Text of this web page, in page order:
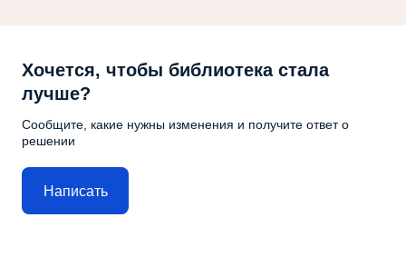
Хочется, чтобы библиотека стала
лучше?
Сообщите, какие нужны изменения и получите ответ о
решении
Написать